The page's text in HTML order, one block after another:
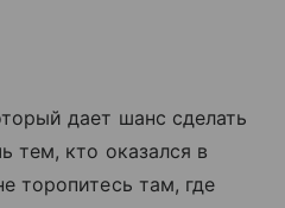
дает шанс сделать
тем, кто оказался в
торопитесь там, где